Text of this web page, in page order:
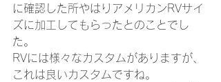
に確認した所やはりアメリカンRVサイ
ズに加工してもらったとのことでし
た。
RVには様々なカスタムがありますが、
これは良いカスタムですね。